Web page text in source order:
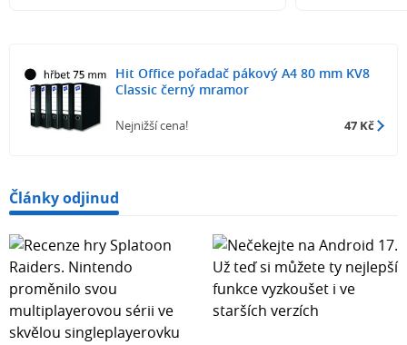
Hit Office pořadač pákový A4 80 mm KV8
Classic černý mramor
Nejnižší cena! 47 Kč
Články odjinud